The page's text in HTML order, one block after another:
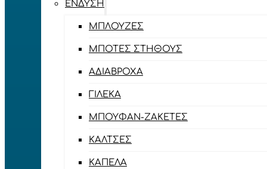
ΈΝΔΥΣΗ
ΜΠΛΟΎΖΕΣ
ΜΠΌΤΕΣ ΣΤΉΘΟΥΣ
ΑΔΙΆΒΡΟΧΑ
ΓΙΛΈΚΑ
ΜΠΟΥΦΆΝ-ΖΑΚΈΤΕΣ
ΚΆΛΤΣΕΣ
ΚΑΠΈΛΑ